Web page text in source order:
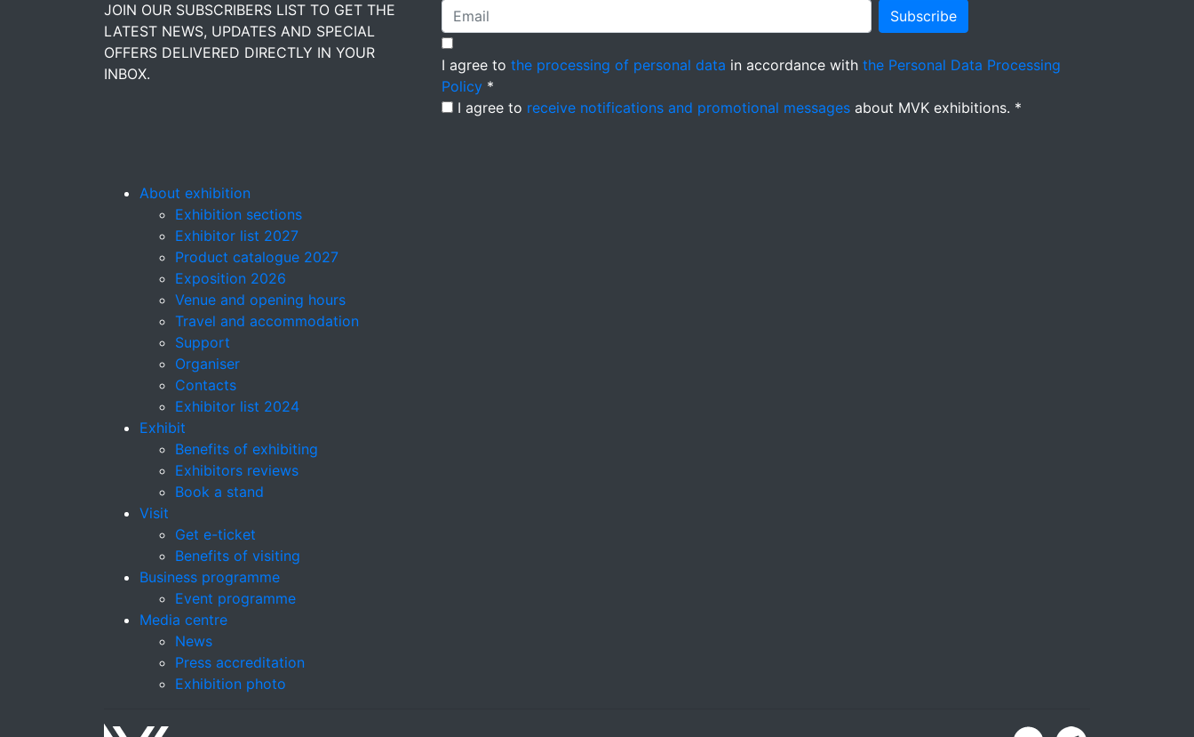
JOIN OUR SUBSCRIBERS LIST TO GET THE
LATEST NEWS, UPDATES AND SPECIAL
OFFERS DELIVERED DIRECTLY IN YOUR
INBOX.
Subscribe
I agree to the processing of personal data in accordance with the Personal Data Processing
Policy *
I agree to receive notifications and promotional messages about MVK exhibitions. *
About exhibition
Exhibition sections
Exhibitor list 2027
Product catalogue 2027
Exposition 2026
Venue and opening hours
Travel and accommodation
Support
Organiser
Contacts
Exhibitor list 2024
Exhibit
Benefits of exhibiting
Exhibitors reviews
Book a stand
Visit
Get e-ticket
Benefits of visiting
Business programme
Event programme
Media centre
News
Press accreditation
Exhibition photo